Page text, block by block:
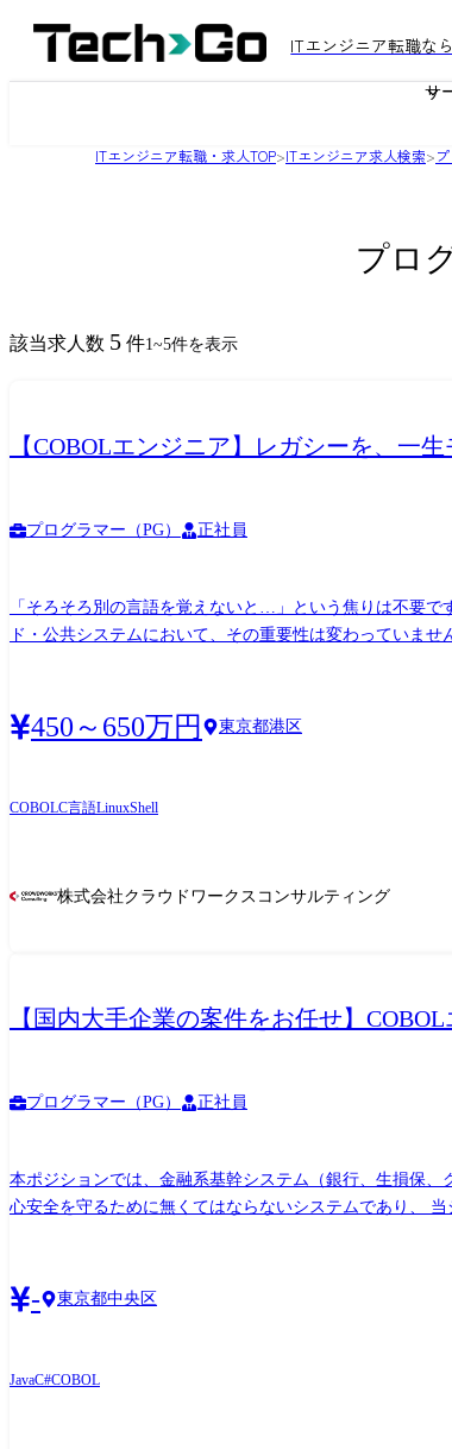
ITエンジニア転職な
サ
ITエンジニア転職・求人TOP>ITエンジニア求人検索>
プロ
該当求人数 5 件1~5件を表示
【COBOLエンジニア】レガシーを、一
プログラマー（PG） 正社員
「そろそろ別の言語を覚えないと…」という焦りは不要
ド・公共システムにおいて、その重要性は変わっていま
450～650万円 東京都港区
COBOLC言語LinuxShell
株式会社クラウドワークスコンサルティング
【国内大手企業の案件をお任せ】
プログラマー（PG） 正社員
本ポジションでは、金融系基幹システム（銀行、生損保
心安全を守るために無くてはならないシステムであり、
- 東京都中央区
JavaC#COBOL